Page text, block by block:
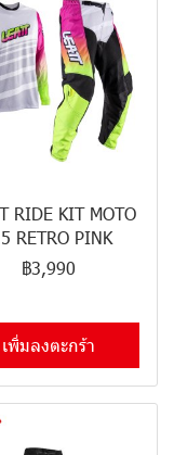
RIDE KIT MOTO
RETRO PINK
฿3,990
เพิ่มลงตะกร้า